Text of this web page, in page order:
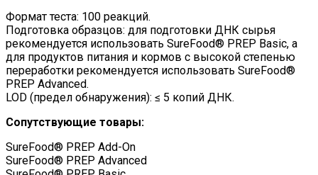
Формат теста: 100 реакций.
Подготовка образцов: для подготовки ДНК сырья
рекомендуется использовать SureFood® PREP Basic, а
для продуктов питания и кормов с высокой степенью
переработки рекомендуется использовать SureFood®
PREP Advanced.
LOD (предел обнаружения): ≤ 5 копий ДНК.
Сопутствующие товары:
SureFood® PREP Add-On
SureFood® PREP Advanced